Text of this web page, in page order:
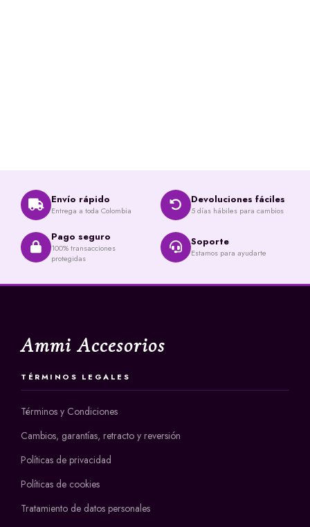
Envío rápido
Entrega a toda Colombia
Devoluciones fáciles
5 días hábiles para cambios
Pago seguro
100% transacciones
protegidas
Soporte
Estamos para ayudarte
Ammi Accesorios
TÉRMINOS LEGALES
Términos y Condiciones
Cambios, garantías, retracto y reversión
Políticas de privacidad
Políticas de cookies
Tratamiento de datos personales